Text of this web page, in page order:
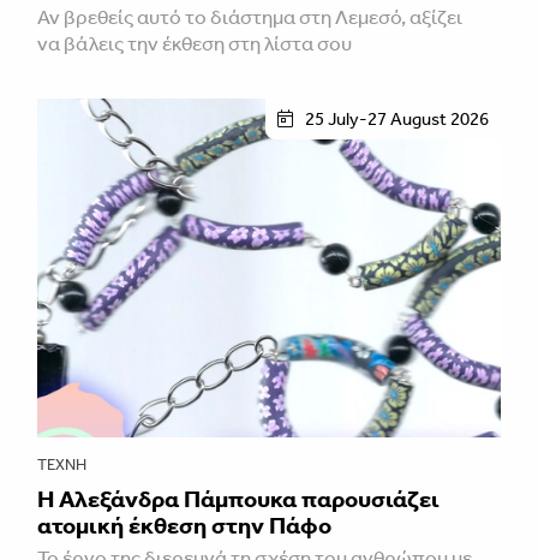
Αν βρεθείς αυτό το διάστημα στη Λεμεσό, αξίζει
να βάλεις την έκθεση στη λίστα σου
25 July-27 August 2026
ΤΈΧΝΗ
Η Αλεξάνδρα Πάμπουκα παρουσιάζει
ατομική έκθεση στην Πάφο